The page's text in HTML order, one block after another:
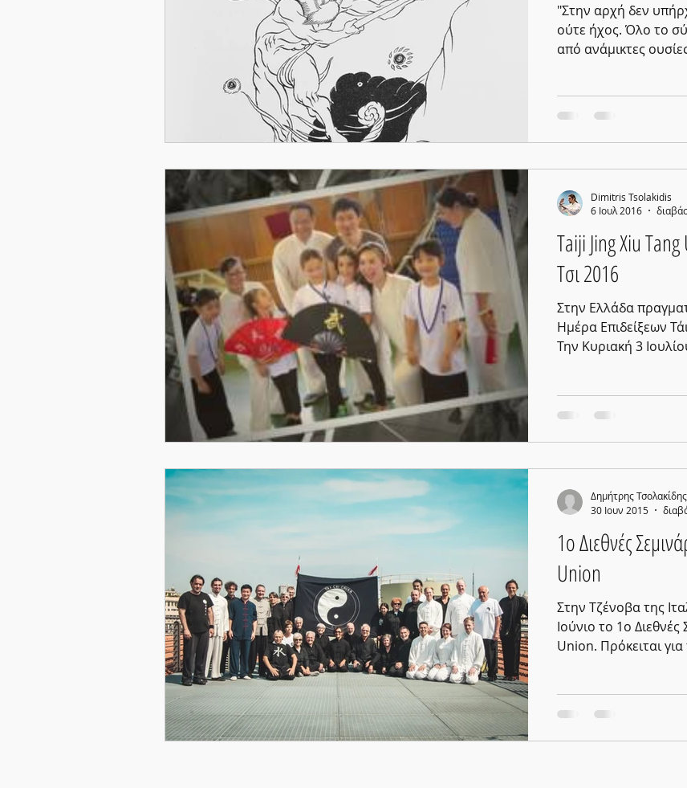
"Στην αρχή δεν
ούτε ήχος. Όλο το
από ανάμικτες
Taiji Jing Xiu
Τσι 2016
Στην Ελλάδα
Ημέρα Επιδείξεων
Την Κυριακή 3
Dimitris Tsolakidis
6 Ιουλ 2016
1ο Διεθνές
Union
Στην Τζένοβα της
Ιούνιο το 1ο
Union. Πρόκειται
Δημήτρης Τσολακίδης
30 Ιουν 2015